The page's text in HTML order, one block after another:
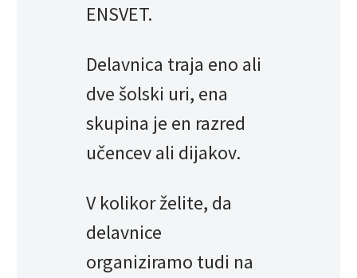
ENSVET.
Delavnica traja eno ali
dve šolski uri, ena
skupina je en razred
učencev ali dijakov.
V kolikor želite, da
delavnice
organiziramo tudi na